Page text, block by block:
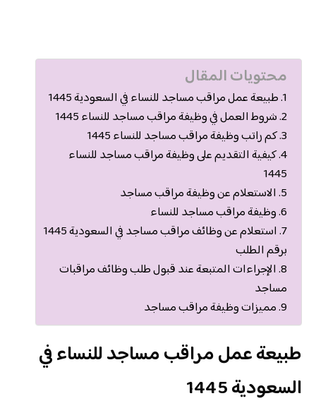
محتويات المقال
طبيعة عمل مراقب مساجد للنساء في السعودية 1445
شروط العمل في وظيفة مراقب مساجد للنساء 1445
كم راتب وظيفة مراقب مساجد للنساء 1445
كيفية التقديم على وظيفة مراقب مساجد للنساء
1445
الاستعلام عن وظيفة مراقب مساجد
وظيفة مراقب مساجد للنساء
استعلام عن وظائف مراقب مساجد في السعودية 1445
برقم الطلب
الإجراءات المتبعة عند قبول طلب وظائف مراقبات
مساجد
مميزات وظيفة مراقب مساجد
طبيعة عمل مراقب مساجد للنساء في
السعودية 1445